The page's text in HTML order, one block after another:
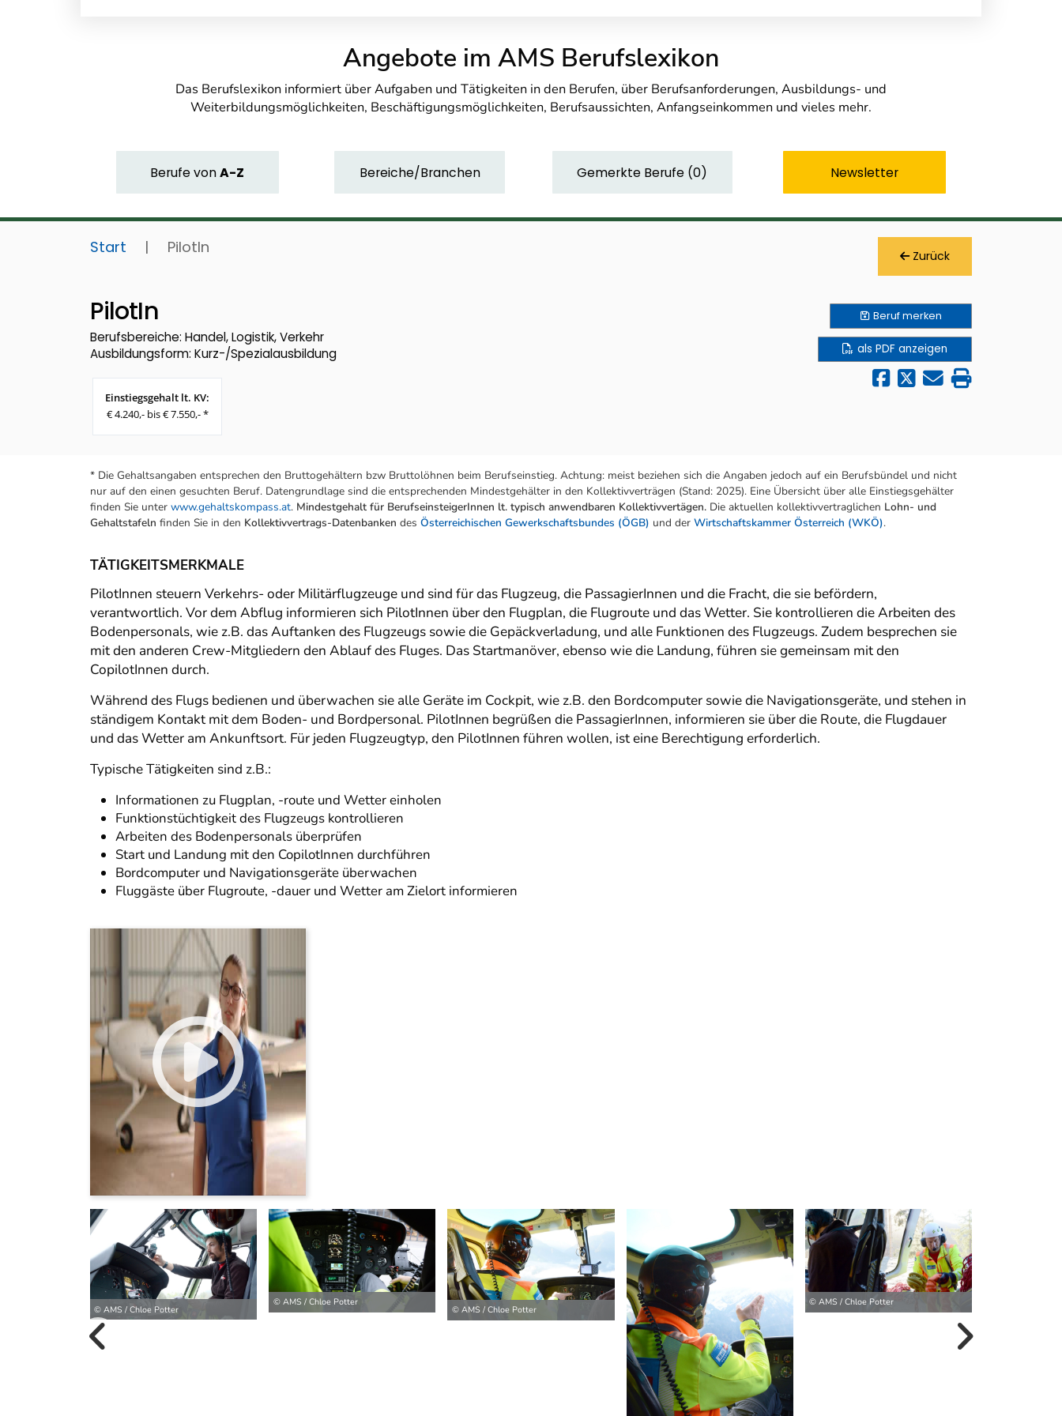
Angebote im AMS Berufslexikon
Das Berufslexikon informiert über Aufgaben und Tätigkeiten in den Berufen, über Berufsanforderungen, Ausbildungs- und
Weiterbildungsmöglichkeiten, Beschäftigungsmöglichkeiten, Berufsaussichten, Anfangseinkommen und vieles mehr.
BerufevonA-Z Bereiche/Branchen Gemerkte Berufe (0) Newsletter
Start | PilotIn Zurück
PilotIn
Berufsbereiche: Handel, Logistik, Verkehr
Ausbildungsform: Kurz-/Spezialausbildung
Einstiegsgehalt lt. KV:
€ 4.240,- bis € 7.550,- *
Berufmerken
als PDF anzeigen
* Die Gehaltsangaben entsprechen den Bruttogehältern bzw Bruttolöhnen beim Berufseinstieg. Achtung: meist beziehen sich die Angaben jedoch auf ein Berufsbündel und nicht
nur auf den einen gesuchten Beruf. Datengrundlage sind die entsprechenden Mindestgehälter in den Kollektivverträgen (Stand: 2025). Eine Übersicht über alle Einstiegsgehälter
finden Sie unter www.gehaltskompass.at. Mindestgehalt für BerufseinsteigerInnen lt. typisch anwendbaren Kollektivvertägen. Die aktuellen kollektivvertraglichen Lohn- und
Gehaltstafeln finden Sie in den Kollektivvertrags-Datenbanken des Österreichischen Gewerkschaftsbundes (ÖGB) und der Wirtschaftskammer Österreich (WKÖ).
TÄTIGKEITSMERKMALE
PilotInnen steuern Verkehrs- oder Militärflugzeuge und sind für das Flugzeug, die PassagierInnen und die Fracht, die sie befördern,
verantwortlich. Vor dem Abflug informieren sich PilotInnen über den Flugplan, die Flugroute und das Wetter. Sie kontrollieren die Arbeiten des
Bodenpersonals, wie z.B. das Auftanken des Flugzeugs sowie die Gepäckverladung, und alle Funktionen des Flugzeugs. Zudem besprechen sie
mit den anderen Crew-Mitgliedern den Ablauf des Fluges. Das Startmanöver, ebenso wie die Landung, führen sie gemeinsam mit den
CopilotInnen durch.
Während des Flugs bedienen und überwachen sie alle Geräte im Cockpit, wie z.B. den Bordcomputer sowie die Navigationsgeräte, und stehen in
ständigem Kontakt mit dem Boden- und Bordpersonal. PilotInnen begrüßen die PassagierInnen, informieren sie über die Route, die Flugdauer
und das Wetter am Ankunftsort. Für jeden Flugzeugtyp, den PilotInnen führen wollen, ist eine Berechtigung erforderlich.
Typische Tätigkeiten sind z.B.:
Informationen zu Flugplan, -route und Wetter einholen
Funktionstüchtigkeit des Flugzeugs kontrollieren
Arbeiten des Bodenpersonals überprüfen
Start und Landung mit den CopilotInnen durchführen
Bordcomputer und Navigationsgeräte überwachen
Fluggäste über Flugroute, -dauer und Wetter am Zielort informieren
© AMS / Chloe Potter
© AMS / Chloe Potter
© AMS / Chloe Potter
© AMS / Chloe Potter
vorherige Bilder